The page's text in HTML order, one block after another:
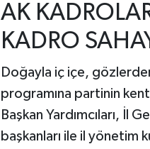
AK
KADRO
Doğayla iç içe,
programına partinin
Başkan Yardımcıları, İl
başkanları ile il yönetim